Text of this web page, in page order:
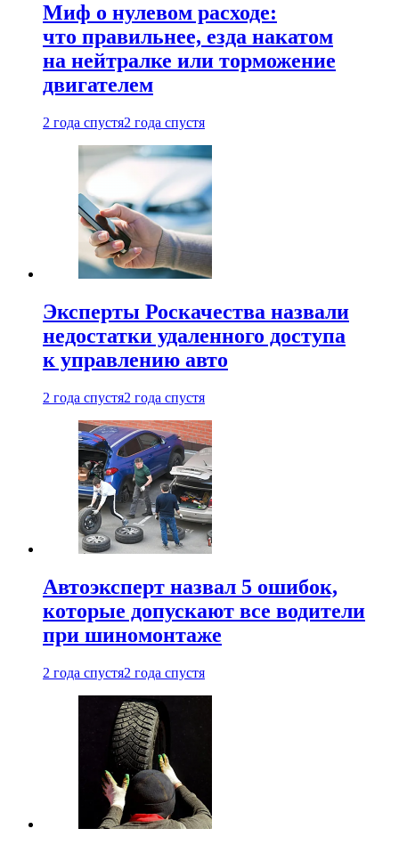
Миф о нулевом расходе:
что правильнее, езда накатом
на нейтралке или торможение
двигателем
2 года спустя2 года спустя
Эксперты Роскачества назвали
недостатки удаленного доступа
к управлению авто
2 года спустя2 года спустя
Автоэксперт назвал 5 ошибок,
которые допускают все водители
при шиномонтаже
2 года спустя2 года спустя